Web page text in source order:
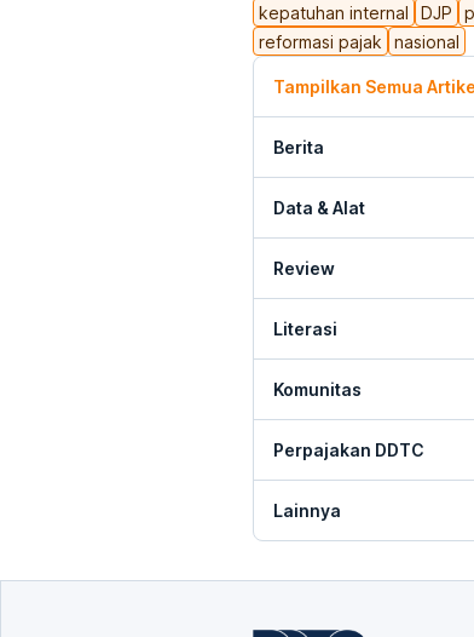
kepatuhan internal
DJP
reformasi pajak
nasional
Tampilkan Semua
Berita
Data & Alat
Review
Literasi
Komunitas
Perpajakan DDTC
Lainnya